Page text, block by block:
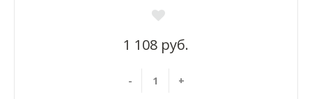
1 108 руб.
- +